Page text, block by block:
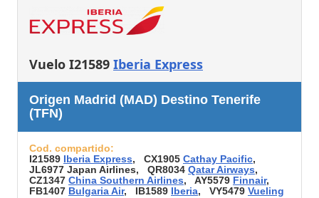
Vuelo I21589 Iberia Express
Origen Madrid (MAD) Destino Tenerife
(TFN)
Cod. compartido:
I21589 Iberia Express, CX1905 Cathay Pacific,
JL6977 Japan Airlines, QR8034 Qatar Airways,
CZ1347 China Southern Airlines, AY5579 Finnair,
FB1407 Bulgaria Air, IB1589 Iberia, VY5479 Vueling